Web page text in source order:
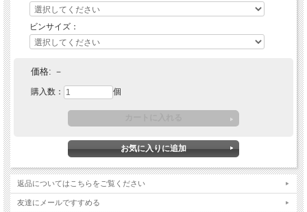
ビンサイズ：
価格: －
購入数： 個
返品についてはこちらをご覧ください
友達にメールですすめる